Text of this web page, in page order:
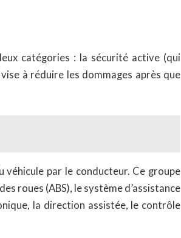
catégories : la sécurité active (qui
à réduire les dommages après que
par le conducteur. Ce groupe
roues (ABS), le système d’assistance
la direction assistée, le contrôle